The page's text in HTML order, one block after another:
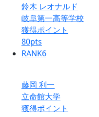
鈴木 レオナルド
岐阜第一高等学校
獲得ポイント
80pts
RANK6
藤岡 利一
立命館大学
獲得ポイント